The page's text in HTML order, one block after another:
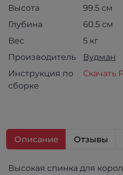
Высота
99.5 см
Глубина
60.5 см
Вес
5 кг
Производитель
Вудман
Инструкция по
сборке
Скачать
Описание Отзывы
Высокая спинка для